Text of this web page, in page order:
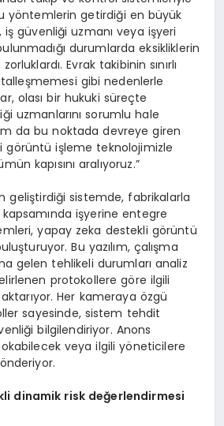
yöntemlerin getirdiği en büyük
güvenliği uzmanı veya işyeri
durumlarda eksikliklerin
Evrak takibinin sınırlı
gibi nedenlerle
olası bir hukuki süreçte
uzmanlarını sorumlu hale
da bu noktada devreye giren
görüntü işleme teknolojimizle
kapısını aralıyoruz.”
geliştirdiği sistemde, fabrikalarla
işyerine entegre
yapay zeka destekli görüntü
Bu yazılım, çalışma
gelen tehlikeli durumları analiz
protokollere göre ilgili
Her kameraya özgü
sayesinde, sistem tehdit
bilgilendiriyor. Anons
veya ilgili yöneticilere
dinamik risk değerlendirmesi